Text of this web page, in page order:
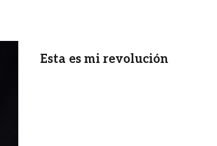
Esta es mi revolución